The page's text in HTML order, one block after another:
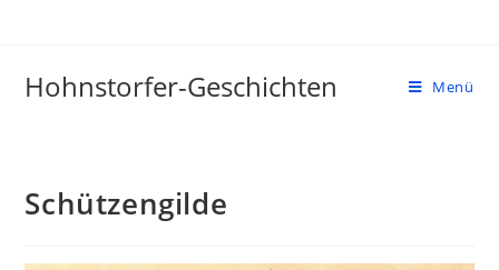
Hohnstorfer-Geschichten Menü
Schützengilde